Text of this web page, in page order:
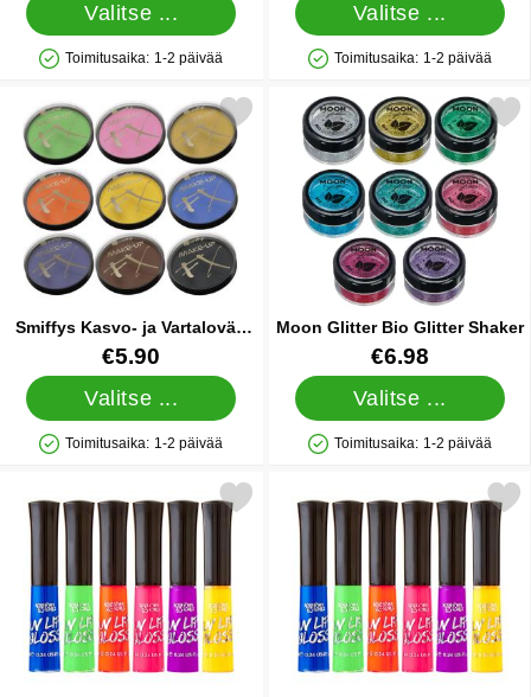
Valitse ...
Saatavuus: Varastossa
Toimitusaika: 1-2 päivää
Valitse ...
Saatavuus: Varastossa
Toimitusaika: 1-2 päivää
Smiffys Kasvo- ja Vartaloväri
FX Harmaa
Tuote.nro 9716€5.90
Valitse ...
Saatavuus: Varastossa
Toimitusaika: 1-2 päivää
smiffys Kasvo- ja Vartaloväri FX Harmaa suosikiksi
Moon Glitter Bio Glitter Shaker
Tuote.nro 83565
€6.98
Valitse ...
Saatavuus: Varastossa
Toimitusaika: 1-2 päivää
Merkitse moon Glitter Bio
splashes & Spills UV Huulikiilto Violetti suosikiksi
Merkitse splashes & Spills UV